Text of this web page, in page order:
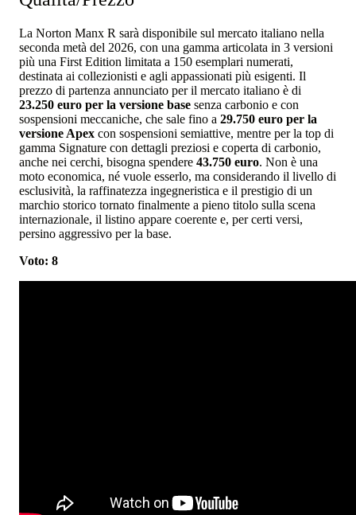
La Norton Manx R sarà disponibile sul mercato italiano nella
seconda metà del 2026, con una gamma articolata in 3 versioni
più una First Edition limitata a 150 esemplari numerati,
destinata ai collezionisti e agli appassionati più esigenti. Il
prezzo di partenza annunciato per il mercato italiano è di
23.250 euro per la versione base senza carbonio e con
sospensioni meccaniche, che sale fino a 29.750 euro per la
versione Apex con sospensioni semiattive, mentre per la top di
gamma Signature con dettagli preziosi e coperta di carbonio,
anche nei cerchi, bisogna spendere 43.750 euro. Non è una
moto economica, né vuole esserlo, ma considerando il livello di
esclusività, la raffinatezza ingegneristica e il prestigio di un
marchio storico tornato finalmente a pieno titolo sulla scena
internazionale, il listino appare coerente e, per certi versi,
persino aggressivo per la base.
Voto: 8